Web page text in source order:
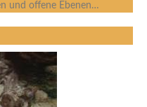
und offene Ebenen…